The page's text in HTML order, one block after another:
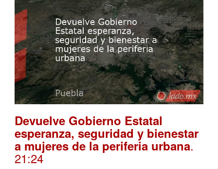
Devuelve Gobierno Estatal
esperanza, seguridad y bienestar
a mujeres de la periferia urbana.
21:24